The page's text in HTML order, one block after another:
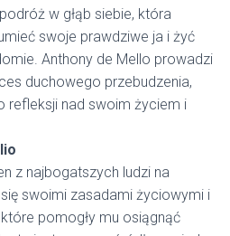
w głąb siebie, która
swoje prawdziwe ja i żyć
Anthony de Mello prowadzi
duchowego przebudzenia,
refleksji nad swoim życiem i
z najbogatszych ludzi na
swoimi zasadami życiowymi i
pomogły mu osiągnąć